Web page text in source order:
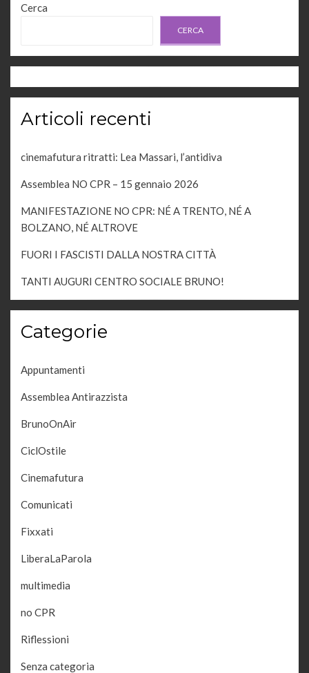
Cerca
CERCA
Articoli recenti
cinemafutura ritratti: Lea Massari, l’antidiva
Assemblea NO CPR – 15 gennaio 2026
MANIFESTAZIONE NO CPR: NÉ A TRENTO, NÉ A
BOLZANO, NÉ ALTROVE
FUORI I FASCISTI DALLA NOSTRA CITTÀ
TANTI AUGURI CENTRO SOCIALE BRUNO!
Categorie
Appuntamenti
Assemblea Antirazzista
BrunoOnAir
CiclOstile
Cinemafutura
Comunicati
Fixxati
LiberaLaParola
multimedia
no CPR
Riflessioni
Senza categoria